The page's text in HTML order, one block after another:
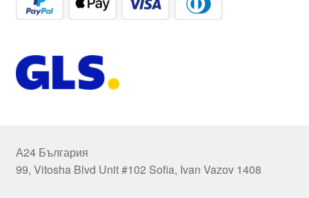
А24 България
99, Vitosha Blvd Unit #102 Sofia, Ivan Vazov 1408